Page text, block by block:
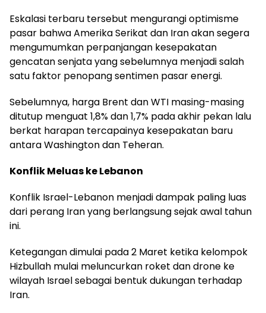
Eskalasi terbaru tersebut mengurangi optimisme
pasar bahwa Amerika Serikat dan Iran akan segera
mengumumkan perpanjangan kesepakatan
gencatan senjata yang sebelumnya menjadi salah
satu faktor penopang sentimen pasar energi.
Sebelumnya, harga Brent dan WTI masing-masing
ditutup menguat 1,8% dan 1,7% pada akhir pekan lalu
berkat harapan tercapainya kesepakatan baru
antara Washington dan Teheran.
Konflik Meluas ke Lebanon
Konflik Israel-Lebanon menjadi dampak paling luas
dari perang Iran yang berlangsung sejak awal tahun
ini.
Ketegangan dimulai pada 2 Maret ketika kelompok
Hizbullah mulai meluncurkan roket dan drone ke
wilayah Israel sebagai bentuk dukungan terhadap
Iran.